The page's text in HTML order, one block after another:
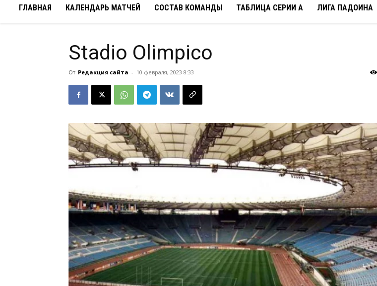
ГЛАВНАЯ КАЛЕНДАРЬ МАТЧЕЙ СОСТАВ КОМАНДЫ ТАБЛИЦА СЕРИИ А ЛИГА ПАДОИНА
Stadio Olimpico
От Редакция сайта - 10 февраля, 2023 8:33